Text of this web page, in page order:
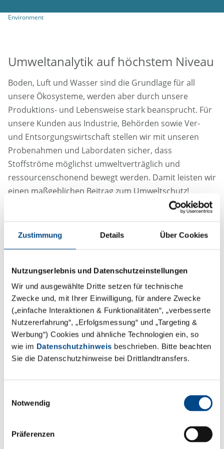
Zustimmung Details Über Cookies
Nutzungserlebnis und Datenschutzeinstellungen
Wir und ausgewählte Dritte setzen für technische
Zwecke und, mit Ihrer Einwilligung, für andere Zwecke
(„einfache Interaktionen & Funktionalitäten“, „verbesserte
Nutzererfahrung“, „Erfolgsmessung“ und „Targeting &
Werbung“) Cookies und ähnliche Technologien ein, so
wie im Datenschutzhinweis beschrieben. Bitte beachten
Sie die Datenschutzhinweise bei Drittlandtransfers.
Notwendig
Präferenzen
Environment
Umweltanalytik auf höchstem Niveau
Boden, Luft und Wasser sind die Grundlage für all
unsere Ökosysteme, werden aber durch unsere
Produktions- und Lebensweise stark beansprucht. Für
unsere Kunden aus Industrie, Behörden sowie Ver-
und Entsorgungswirtschaft stellen wir mit unseren
Probenahmen und Labordaten sicher, dass
Stoffströme möglichst umweltverträglich und
ressourcenschonend bewegt werden. Damit leisten wir
einen maßgeblichen Beitrag zum Umweltschutz!
Unsere leistungsstarken Laboratorien in den
kompetente Beratungs- und Serviceleistungen mit der
kompletten Leistungsvielfalt der modernen
Umweltanalytik. Unsere technische und personelle
jederzeit umfassend, qualitativ hochwertig und
termingetreu zu bearbeiten. Die kompetente
Bewertung der Ergebnisse sowie die angebotene
lösungsorientierte Hilfestellung basiert auf der
langjährigen Erfahrung unserer Mitarbeiter im
Umgang mit allen gängigen Matrices.